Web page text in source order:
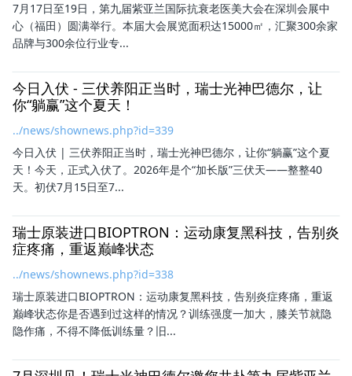
7月17日至19日，第九届紫亚兰国际抗衰老医美大会在深圳会展中
心（福田）圆满举行。本届大会展览面积达15000㎡，汇聚300余家
品牌与300余位行业专...
今日入伏 - 三伏养阳正当时，瑞士光神巴德尔，让
你“躺赢”这个夏天！
../news/shownews.php?id=339
今日入伏 | 三伏养阳正当时，瑞士光神巴德尔，让你“躺赢”这个夏
天！今天，正式入伏了。2026年是个“加长版”三伏天——整整40
天。初伏7月15日至7...
瑞士原装进口BIOPTRON：运动康复黑科技，告别炎
症疼痛，重返巅峰状态
../news/shownews.php?id=338
瑞士原装进口BIOPTRON：运动康复黑科技，告别炎症疼痛，重返
巅峰状态你是否遇到过这样的情况？训练强度一加大，膝关节就隐
隐作痛，不得不降低训练量？旧...